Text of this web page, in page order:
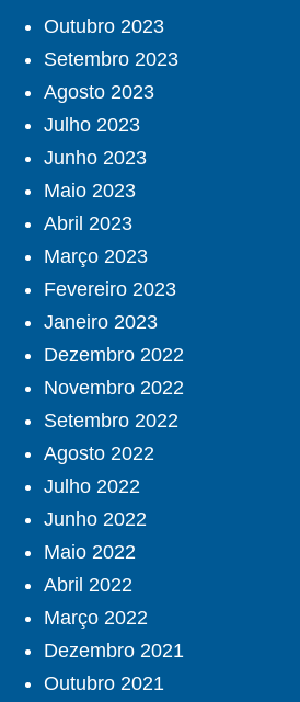
Outubro 2023
Setembro 2023
Agosto 2023
Julho 2023
Junho 2023
Maio 2023
Abril 2023
Março 2023
Fevereiro 2023
Janeiro 2023
Dezembro 2022
Novembro 2022
Setembro 2022
Agosto 2022
Julho 2022
Junho 2022
Maio 2022
Abril 2022
Março 2022
Dezembro 2021
Outubro 2021